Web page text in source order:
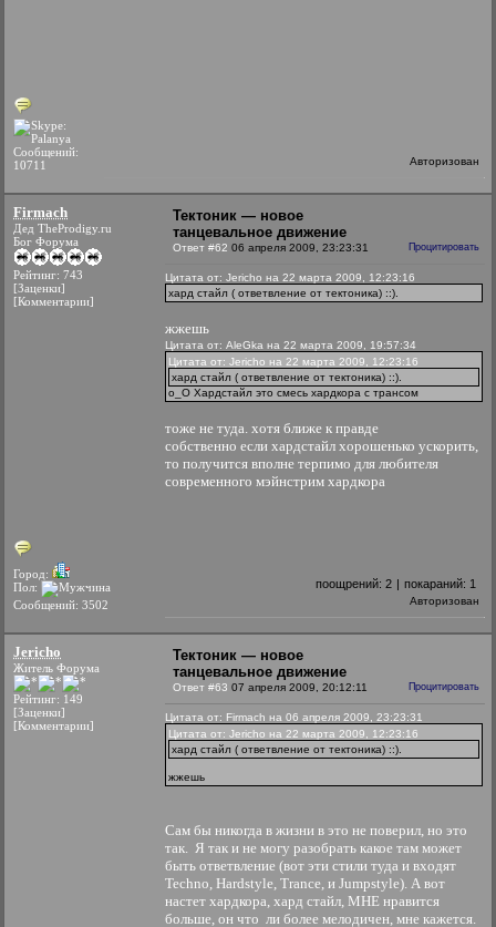
Сообщений:
10711
Авторизован
Firmach
Дед TheProdigy.ru
Бог Форума
Рейтинг: 743
[Заценки]
[Комментарии]
Город:
Пол:
Сообщений: 3502
Тектоник — новое
танцевальное движение
Ответ #62 06 апреля 2009, 23:23:31 Процитировать
Цитата от: Jericho на 22 марта 2009, 12:23:16
хард стайл ( ответвление от тектоника) ::).
жжешь
Цитата от: AleGka на 22 марта 2009, 19:57:34
Цитата от: Jericho на 22 марта 2009, 12:23:16
хард стайл ( ответвление от тектоника) ::).
о_О Хардстайл это смесь хардкора с трансом
тоже не туда. хотя ближе к правде
собственно если хардстайл хорошенько ускорить,
то получится вполне терпимо для любителя
современного мэйнстрим хардкора
поощрений: 2 | покараний: 1
Авторизован
Jericho
Житель Форума
Рейтинг: 149
[Заценки]
[Комментарии]
Тектоник — новое
танцевальное движение
Ответ #63 07 апреля 2009, 20:12:11 Процитировать
Цитата от: Firmach на 06 апреля 2009, 23:23:31
Цитата от: Jericho на 22 марта 2009, 12:23:16
хард стайл ( ответвление от тектоника) ::).
жжешь
Сам бы никогда в жизни в это не поверил, но это
так. Я так и не могу разобрать какое там может
быть ответвление (вот эти стили туда и входят
Techno, Hardstyle, Trance, и Jumpstyle). А вот
настет хардкора, хард стайл, МНЕ нравится
больше, он что ли более мелодичен, мне кажется.